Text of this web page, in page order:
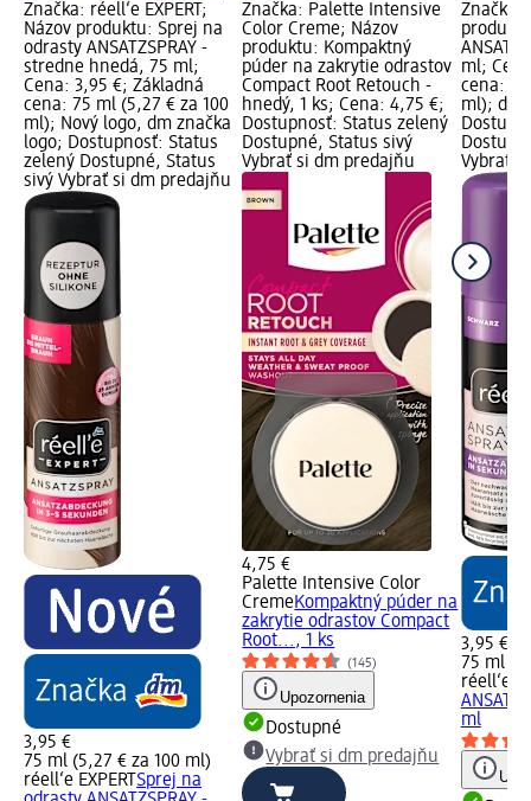
Značka: réell‘e EXPERT;
Názov produktu: Sprej na
odrasty ANSATZSPRAY -
stredne hnedá, 75 ml;
Cena: 3,95 €; Základná
cena: 75 ml (5,27 € za 100
ml); Nový logo, dm značka
logo; Dostupnosť: Status
zelený Dostupné, Status
sivý Vybrať si dm predajňu
3,95 €
75 ml (5,27 € za 100 ml)
réell‘e EXPERT Sprej na
Značka: Palette Intensive
Color Creme; Názov
produktu: Kompaktný
púder na zakrytie odrastov
Compact Root Retouch -
hnedý, 1 ks; Cena: 4,75 €;
Dostupnosť: Status zelený
Dostupné, Status sivý
Vybrať si dm predajňu
4,75 €
Palette Intensive Color
CremeKompaktný púder na
zakrytie odrastov Compact
Root..., 1 ks
(145)
Upozornenia
Dostupné
Vybrať si dm predajňu
Značka:
ANSATZ
ml;
cena:
ml); dm
Vybrať
3,95 €
75 ml
réell‘e
ANSATZ
ml